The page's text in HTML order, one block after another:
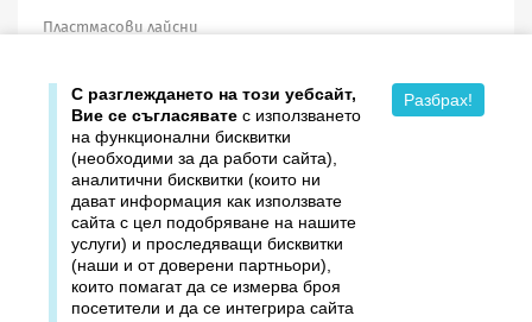
Пластмасови лайсни
Продукти
Издателство ДОМИНО
С разглеждането на този уебсайт,
Вие се съгласявате с използването
на функционални бисквитки
(необходими за да работи сайта),
аналитични бисквитки (които ни
дават информация как използвате
сайта с цел подобряване на нашите
услуги) и проследяващи бисквитки
(наши и от доверени партньори),
които помагат да се измерва броя
посетители и да се интегрира сайта
Разбрах!